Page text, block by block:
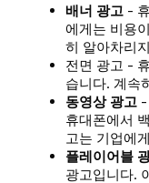
배너 광고 -
에게는 비용
히 알아차리
전면 광고 -
습니다. 계속
동영상 광고 -
휴대폰에서
고는 기업에
플레이어블
광고입니다.